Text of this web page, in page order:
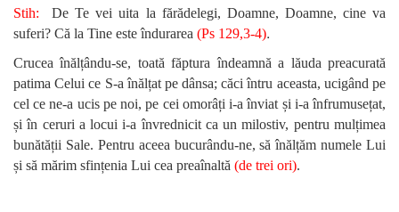
Stih:
De Te vei uita la fărădelegi, Doamne, Doamne, cine va
suferi? Că la Tine este îndurarea (Ps 129,3-4).
Crucea înălțându-se, toată făptura îndeamnă a lăuda preacurată
patima Celui ce S-a înălțat pe dânsa; căci întru aceasta, ucigând pe
cel ce ne-a ucis pe noi, pe cei omorâți i-a înviat și i-a înfrumusețat,
și în ceruri a locui i-a învrednicit ca un milostiv, pentru mulțimea
bunătății Sale. Pentru aceea bucurându-ne, să înălțăm numele Lui
și să mărim sfințenia Lui cea preaînaltă (de trei ori).